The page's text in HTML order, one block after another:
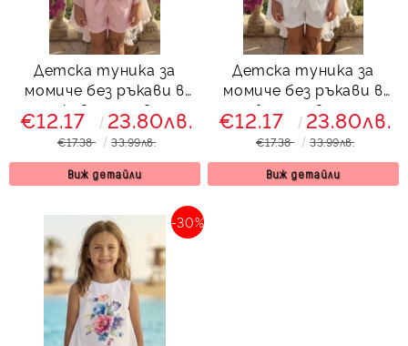
Детска туника за
момиче без ръкави в
прасковено с цветя
€12.17 23.80лв.
€17.38 33.99лв.
Виж детайли
Детска туника за
момиче без ръкави в
бяло с цветя
€12.17 23.80лв.
€17.38 33.99лв.
Виж детайли
-30%